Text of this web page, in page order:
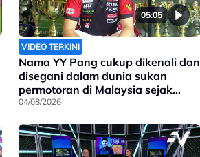
05:05
VIDEO TERKINI
Nama YY Pang cukup dikenali dan
disegani dalam dunia sukan
permotoran di Malaysia sejak
90an, dan kini anak kepada
yang telah ditinggalkan
04/08/2026